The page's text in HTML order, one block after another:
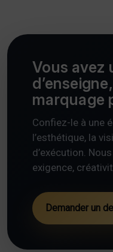
Vous avez
marquage
Confiez-le à une
l’esthétique, la
d’exécution.
exigence,
Demander un